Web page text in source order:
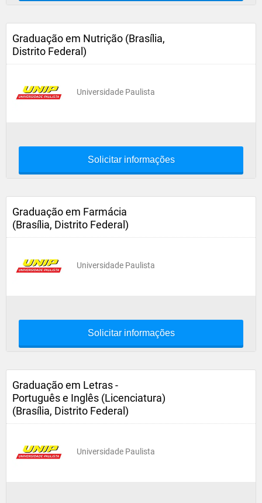
Graduação em Nutrição (Brasília,
Distrito Federal)
Universidade Paulista
Solicitar informações
Graduação em Farmácia
(Brasília, Distrito Federal)
Universidade Paulista
Solicitar informações
Graduação em Letras -
Português e Inglês (Licenciatura)
(Brasília, Distrito Federal)
Universidade Paulista